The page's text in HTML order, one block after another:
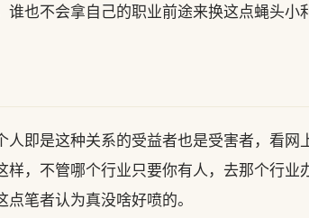
也不会拿自己的职业前途来换这点蝇头小
人即是这种关系的受益者也是受害者，看网
样，不管哪个行业只要你有人，去那个行
笔者认为真没啥好喷的。